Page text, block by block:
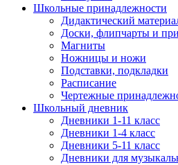
Школьные принадлежности
Дидактический
Доски, флипчарты и
Магниты
Ножницы и ножи
Подставки, подкладки
Расписание
Чертежные
Школьный дневник
Дневники 1-11 класс
Дневники 1-4 класс
Дневники 5-11 класс
Дневники для